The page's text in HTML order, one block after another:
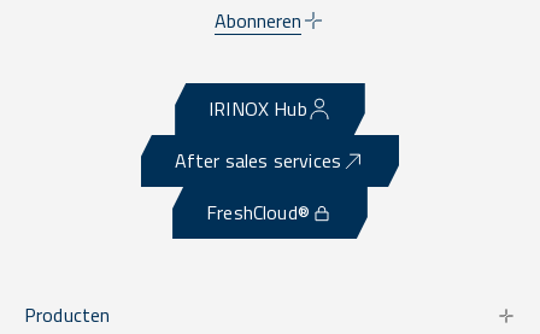
Abonneren
IRINOX Hub
After sales services
FreshCloud®
Producten